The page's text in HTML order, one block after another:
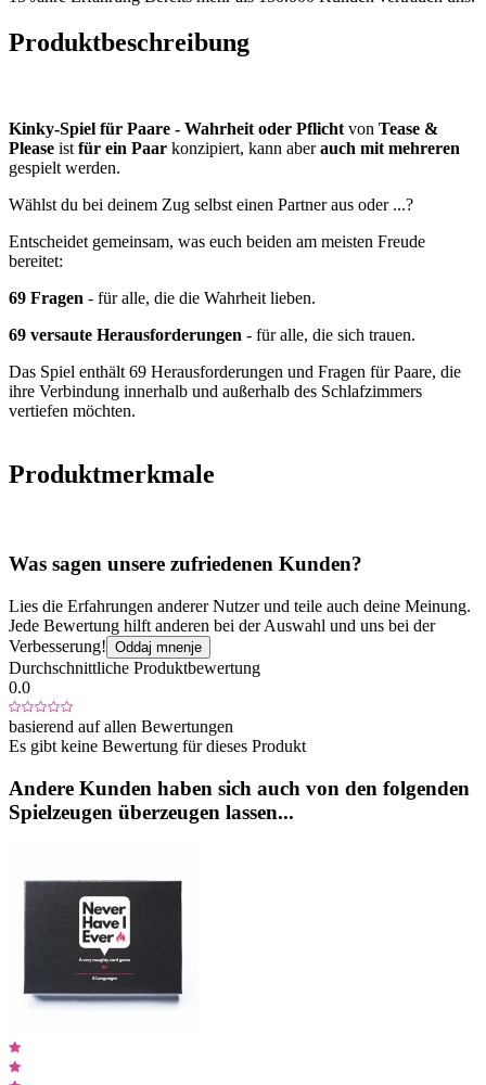
Produktbeschreibung
Kinky-Spiel für Paare - Wahrheit oder Pflicht von Tease &
Please ist für ein Paar konzipiert, kann aberauch mit mehreren
gespielt werden.
Wählst du bei deinem Zug selbst einen Partner aus oder ...?
Entscheidet gemeinsam, was euch beiden am meisten Freude
bereitet:
69 Fragen - für alle, die die Wahrheit lieben.
69 versaute Herausforderungen - für alle, die sich trauen.
Das Spiel enthält 69 Herausforderungen und Fragen für Paare, die
ihre Verbindung innerhalb und außerhalb des Schlafzimmers
vertiefen möchten.
Produktmerkmale
Was sagen unsere zufriedenen Kunden?
Lies die Erfahrungen anderer Nutzer und teile auch deine Meinung.
Jede Bewertung hilft anderen bei der Auswahl und uns bei der
Verbesserung! Oddaj mnenje
Durchschnittliche Produktbewertung
0.0
basierend auf allen Bewertungen
Es gibt keine Bewertung für dieses Produkt
Andere Kunden haben sich auch von den folgenden
Spielzeugen überzeugen lassen...